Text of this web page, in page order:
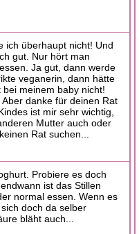
ich überhaupt nicht! Und
gut. Nur hört man
Ja gut, dann werde
veganerin, dann hätte
meinem baby nicht!
danke für deinen Rat
ist mir sehr wichtig,
Mutter auch oder
Rat suchen...
Probiere es doch
ist das Stillen
normal essen. Wenn es
doch da selber
bläht auch...